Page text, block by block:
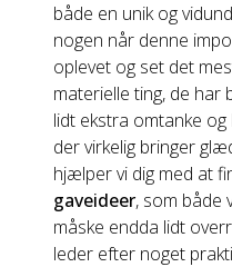
både en unik og
nogen når denne
oplevet og set det
materielle ting, de
lidt ekstra omtanke
der virkelig bringer
hjælper vi dig med at
gaveideer, som både
måske endda lidt
leder efter noget